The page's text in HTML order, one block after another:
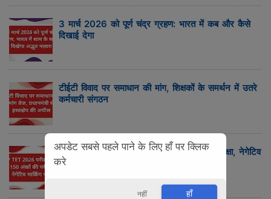
3 मार्च 2026 को पूर्ण चंद्र ग्रहण: भारत में कब और कैसे
दिखाई देगा
टीईटी विवाद पर समाधान की मांग, शिक्षकों के समर्थन में उतरे
कर्मचारी संगठन
UP TET 2026 परीक्षा पैटर्न: 150 अंकों की परीक्षा, नेगेटिव
मार्किंग नहीं
अपडेट सबसे पहले पाने के लिए हाँ पर क्लिक
करे
नहीं हाँ